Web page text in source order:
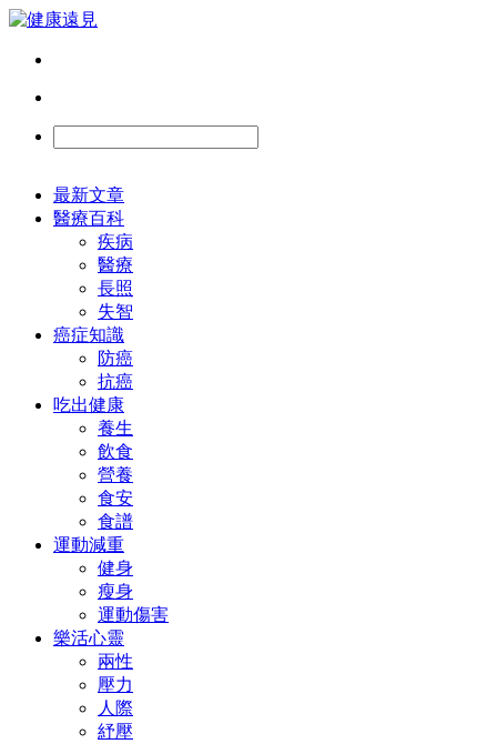
最新文章
醫療百科
疾病
醫療
長照
失智
癌症知識
防癌
抗癌
吃出健康
養生
飲食
營養
食安
食譜
運動減重
健身
瘦身
運動傷害
樂活心靈
兩性
壓力
人際
紓壓